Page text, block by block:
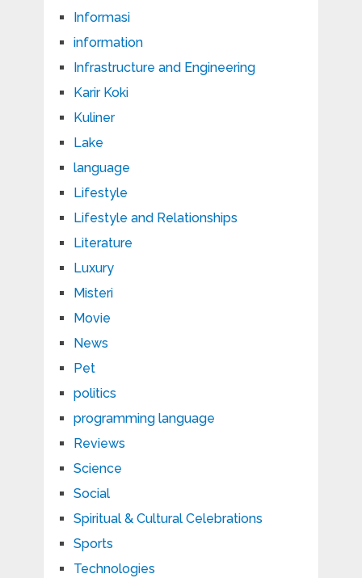
Informasi
information
Infrastructure and Engineering
Karir Koki
Kuliner
Lake
language
Lifestyle
Lifestyle and Relationships
Literature
Luxury
Misteri
Movie
News
Pet
politics
programming language
Reviews
Science
Social
Spiritual & Cultural Celebrations
Sports
Technologies